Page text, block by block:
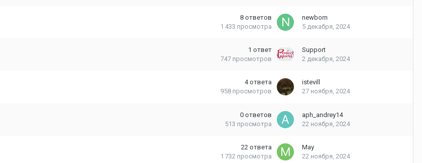
8 ответов
1 433 просмотра
newborn
5 декабря, 2024
1 ответ
747 просмотров
Support
2 декабря, 2024
4 ответа
958 просмотров
istevill
27 ноября, 2024
0 ответов
513 просмотра
aph_andrey14
22 ноября, 2024
22 ответа
1 732 просмотра
May
22 ноября, 2024